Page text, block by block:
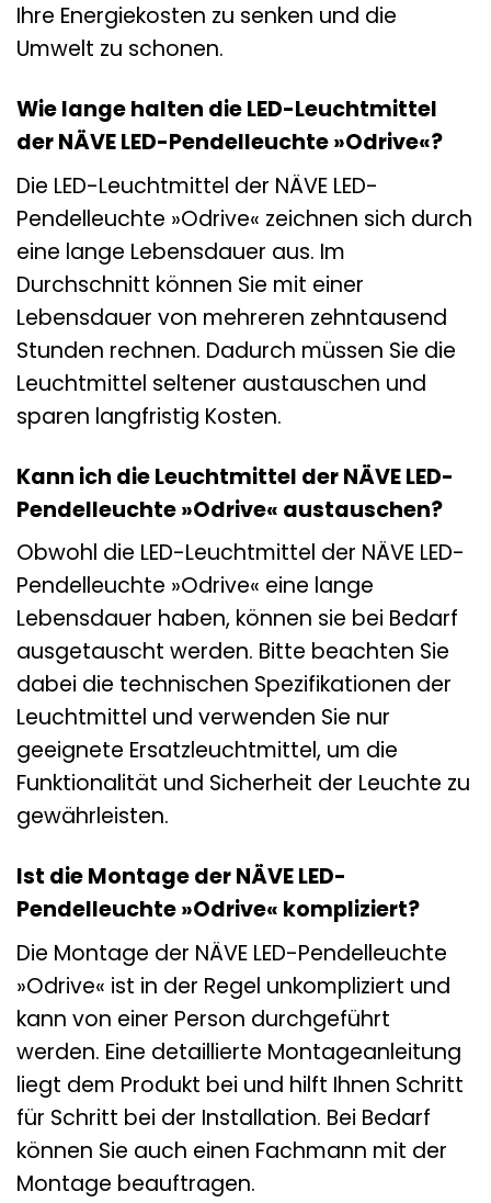
Ihre Energiekosten zu senken und die
Umwelt zu schonen.
Wie lange halten die LED-Leuchtmittel
der NÄVE LED-Pendelleuchte »Odrive«?
Die LED-Leuchtmittel der NÄVE LED-
Pendelleuchte »Odrive« zeichnen sich durch
eine lange Lebensdauer aus. Im
Durchschnitt können Sie mit einer
Lebensdauer von mehreren zehntausend
Stunden rechnen. Dadurch müssen Sie die
Leuchtmittel seltener austauschen und
sparen langfristig Kosten.
Kann ich die Leuchtmittel der NÄVE LED-
Pendelleuchte »Odrive« austauschen?
Obwohl die LED-Leuchtmittel der NÄVE LED-
Pendelleuchte »Odrive« eine lange
Lebensdauer haben, können sie bei Bedarf
ausgetauscht werden. Bitte beachten Sie
dabei die technischen Spezifikationen der
Leuchtmittel und verwenden Sie nur
geeignete Ersatzleuchtmittel, um die
Funktionalität und Sicherheit der Leuchte zu
gewährleisten.
Ist die Montage der NÄVE LED-
Pendelleuchte »Odrive« kompliziert?
Die Montage der NÄVE LED-Pendelleuchte
»Odrive« ist in der Regel unkompliziert und
kann von einer Person durchgeführt
werden. Eine detaillierte Montageanleitung
liegt dem Produkt bei und hilft Ihnen Schritt
für Schritt bei der Installation. Bei Bedarf
können Sie auch einen Fachmann mit der
Montage beauftragen.